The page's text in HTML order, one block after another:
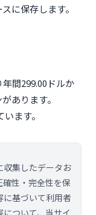
に保存します。
間299.00ドルか
あります。
ます。
収集したデータお
性・完全性を保
に基づいて利用者